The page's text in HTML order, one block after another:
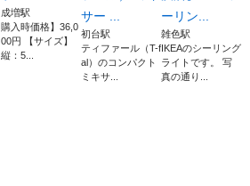
成増駅
購入時価格】36,0
00円 【サイズ】
縦：5...
サー ...
初台駅
ティファール（T-f
al）のコンパクト
ミキサ...
ーリン...
雑色駅
IKEAのシーリング
ライトです。 写
真の通り...